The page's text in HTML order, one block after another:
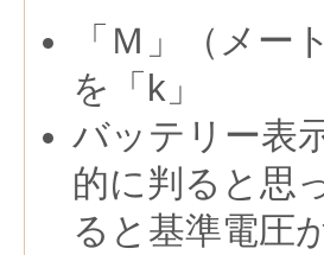
「Ｍ」（メー
を「k」
バッテリー表
的に判ると思
ると基準電圧